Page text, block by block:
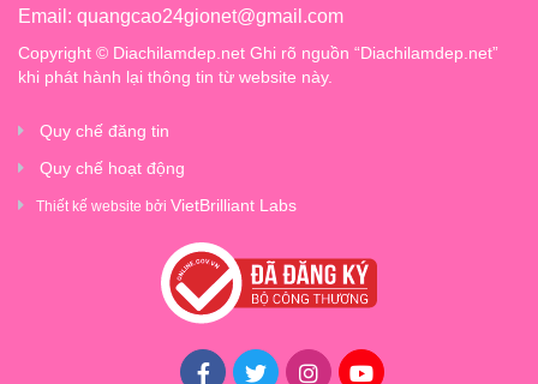
Email: quangcao24gionet@gmail.com
Copyright © Diachilamdep.net Ghi rõ nguồn “Diachilamdep.net”
khi phát hành lại thông tin từ website này.
Quy chế đăng tin
Quy chế hoạt động
Thiết kế website bởi VietBrilliant Labs